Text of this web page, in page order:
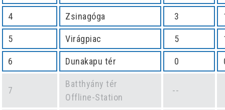
4 Zsinagóga 3
5 Virágpiac 5
6 Dunakapu tér 0
7
Batthyány tér
Offline-Station
--